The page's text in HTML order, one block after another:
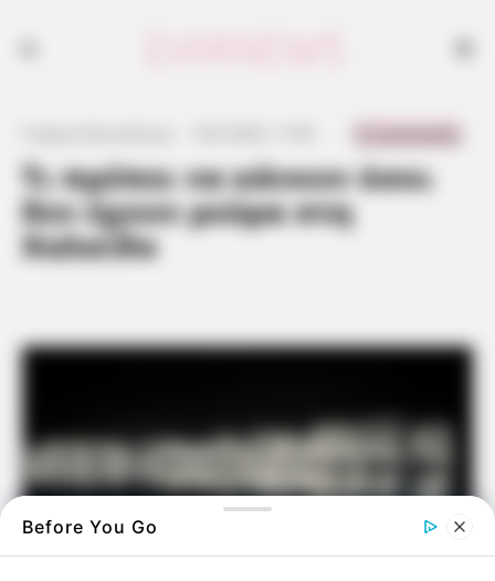
Τι πρέπει να κάνουν όσοι
δεν έχουν ρεύμα στη
Χαλκίδα
Before You Go